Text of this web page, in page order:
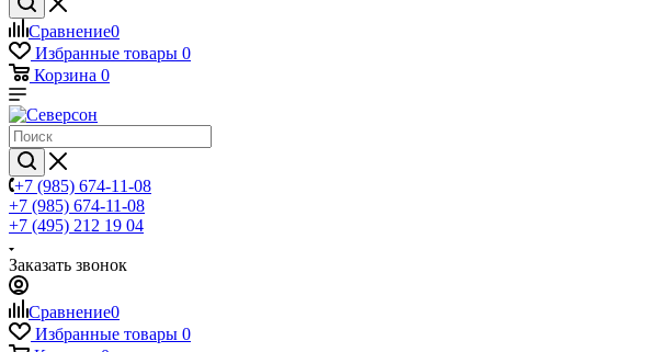
Сравнение0
Избранные товары 0
Корзина 0
+7 (985) 674-11-08
+7 (985) 674-11-08
+7 (495) 212 19 04
Заказать звонок
Сравнение0
Избранные товары 0